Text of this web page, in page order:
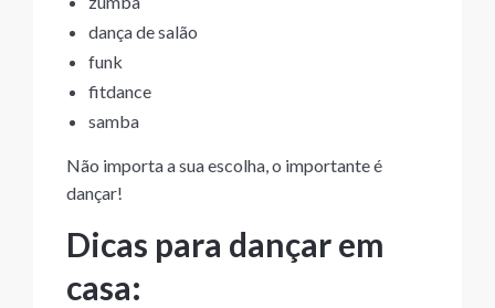
dança de salão
funk
fitdance
samba
Não importa a sua escolha, o importante é
dançar!
Dicas para dançar em
casa: